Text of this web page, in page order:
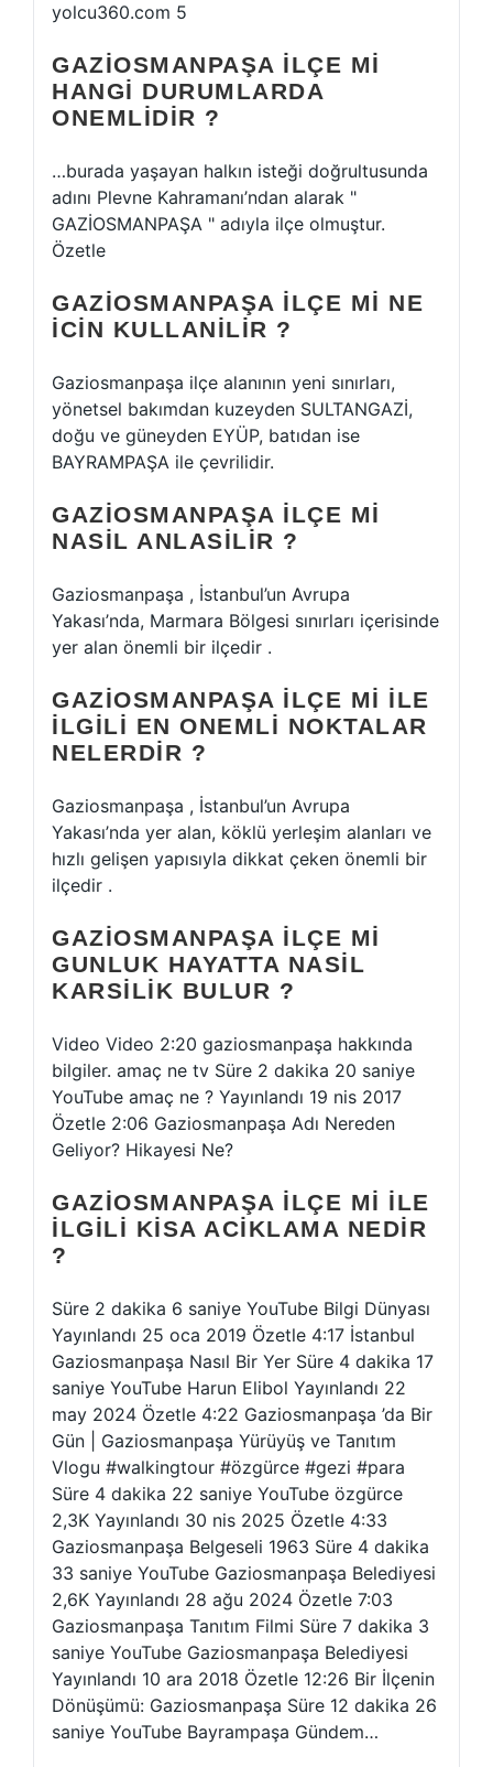
yolcu360.com 5
GAZIOSMANPAŞA ILÇE MI
HANGI DURUMLARDA
ONEMLIDIR ?
…burada yaşayan halkın isteği doğrultusunda
adını Plevne Kahramanı’ndan alarak "
GAZİOSMANPAŞA " adıyla ilçe olmuştur.
Özetle
GAZIOSMANPAŞA ILÇE MI NE
ICIN KULLANILIR ?
Gaziosmanpaşa ilçe alanının yeni sınırları,
yönetsel bakımdan kuzeyden SULTANGAZİ,
doğu ve güneyden EYÜP, batıdan ise
BAYRAMPAŞA ile çevrilidir.
GAZIOSMANPAŞA ILÇE MI
NASIL ANLASILIR ?
Gaziosmanpaşa , İstanbul’un Avrupa
Yakası’nda, Marmara Bölgesi sınırları içerisinde
yer alan önemli bir ilçedir .
GAZIOSMANPAŞA ILÇE MI ILE
ILGILI EN ONEMLI NOKTALAR
NELERDIR ?
Gaziosmanpaşa , İstanbul’un Avrupa
Yakası’nda yer alan, köklü yerleşim alanları ve
hızlı gelişen yapısıyla dikkat çeken önemli bir
ilçedir .
GAZIOSMANPAŞA ILÇE MI
GUNLUK HAYATTA NASIL
KARSILIK BULUR ?
Video Video 2:20 gaziosmanpaşa hakkında
bilgiler. amaç ne tv Süre 2 dakika 20 saniye
YouTube amaç ne ? Yayınlandı 19 nis 2017
Özetle 2:06 Gaziosmanpaşa Adı Nereden
Geliyor? Hikayesi Ne?
GAZIOSMANPAŞA ILÇE MI ILE
ILGILI KISA ACIKLAMA NEDIR
?
Süre 2 dakika 6 saniye YouTube Bilgi Dünyası
Yayınlandı 25 oca 2019 Özetle 4:17 İstanbul
Gaziosmanpaşa Nasıl Bir Yer Süre 4 dakika 17
saniye YouTube Harun Elibol Yayınlandı 22
may 2024 Özetle 4:22 Gaziosmanpaşa ’da Bir
Gün | Gaziosmanpaşa Yürüyüş ve Tanıtım
Vlogu #walkingtour #özgürce #gezi #para
Süre 4 dakika 22 saniye YouTube özgürce
2,3K Yayınlandı 30 nis 2025 Özetle 4:33
Gaziosmanpaşa Belgeseli 1963 Süre 4 dakika
33 saniye YouTube Gaziosmanpaşa Belediyesi
2,6K Yayınlandı 28 ağu 2024 Özetle 7:03
Gaziosmanpaşa Tanıtım Filmi Süre 7 dakika 3
saniye YouTube Gaziosmanpaşa Belediyesi
Yayınlandı 10 ara 2018 Özetle 12:26 Bir İlçenin
Dönüşümü: Gaziosmanpaşa Süre 12 dakika 26
saniye YouTube Bayrampaşa Gündem…